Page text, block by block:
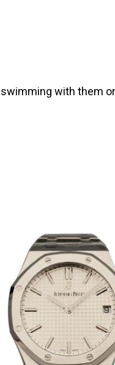
with them